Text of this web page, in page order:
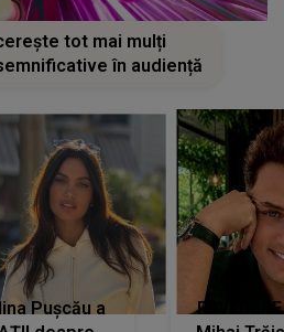
tot mai mulți
în audiență
Pușcău a